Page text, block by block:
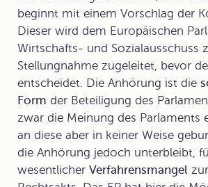
beginnt mit einem Vorschlag der
Dieser wird dem Europäischen
Wirtschafts- und Sozialausschuss
Stellungnahme zugeleitet, bevor
entscheidet. Die Anhörung ist die
Form der Beteiligung des
zwar die Meinung des Parlaments
an diese aber in keiner Weise
die Anhörung jedoch unterbleibt,
wesentlicher Verfahrensmangel